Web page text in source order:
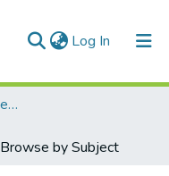
Log In (current)
Навчально-науковий механіко-машинобудівний інститут (НН ММІ)
Browse by Subject